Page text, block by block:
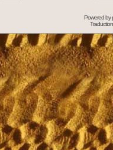
Powered by